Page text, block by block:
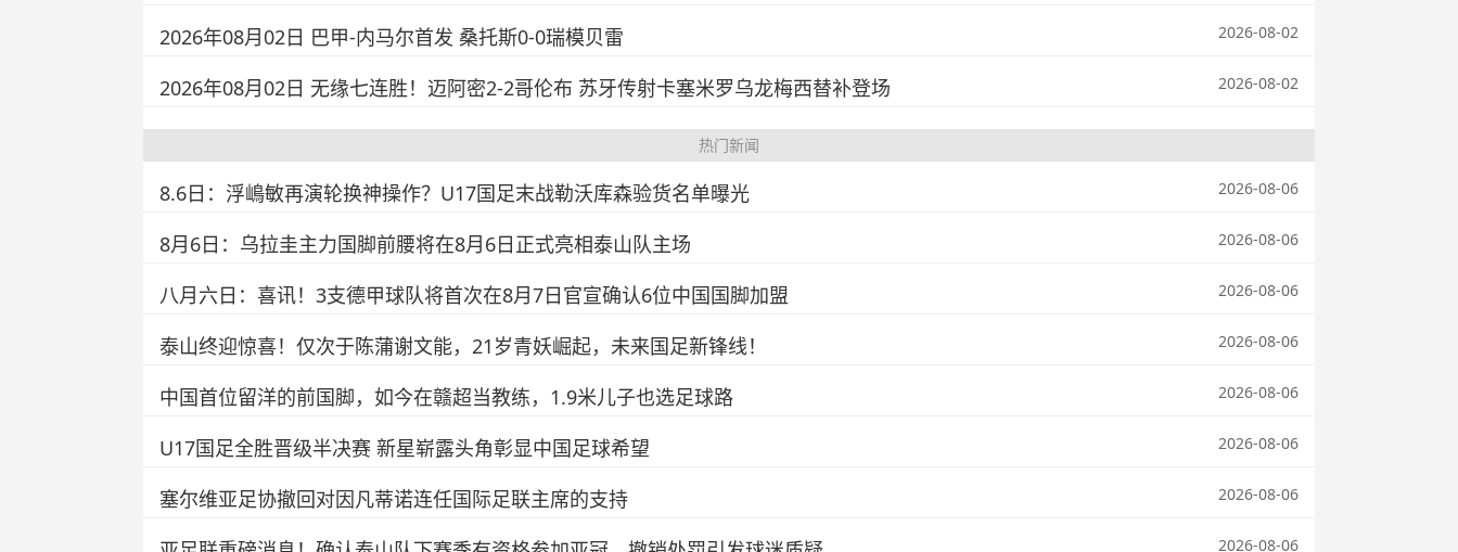
2026年08月02日 巴甲-内马尔首发 桑托斯0-0瑞模贝雷 2026-08-02
2026年08月02日 无缘七连胜！迈阿密2-2哥伦布 苏牙传射卡塞米罗乌龙梅西替补登场 2026-08-02
热门新闻
8.6日：浮嶋敏再演轮换神操作？U17国足末战勒沃库森验货名单曝光 2026-08-06
8月6日：乌拉圭主力国脚前腰将在8月6日正式亮相泰山队主场 2026-08-06
八月六日：喜讯！3支德甲球队将首次在8月7日官宣确认6位中国国脚加盟 2026-08-06
泰山终迎惊喜！仅次于陈蒲谢文能，21岁青妖崛起，未来国足新锋线！ 2026-08-06
中国首位留洋的前国脚，如今在赣超当教练，1.9米儿子也选足球路 2026-08-06
U17国足全胜晋级半决赛 新星崭露头角彰显中国足球希望 2026-08-06
塞尔维亚足协撤回对因凡蒂诺连任国际足联主席的支持 2026-08-06
2026-08-06